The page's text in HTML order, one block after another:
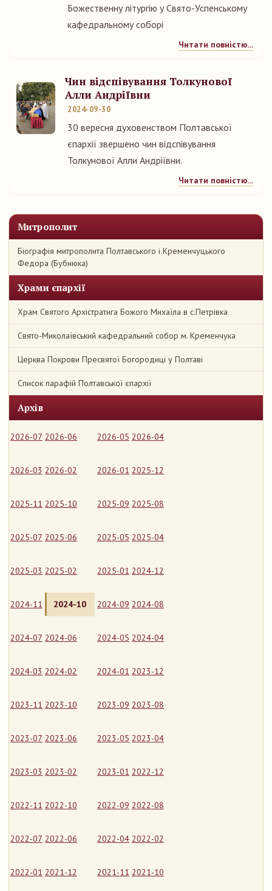
Митрополит
Біографія митрополита Полтавського і Кременчуцького
Федора (Бубнюка)
Храми єпархії
Храм Святого Архістратига Божого Михаїла в с.Петрівка
Свято-Миколаївський кафедральний собор м. Кременчука
Церква Покрови Пресвятої Богородиці у Полтаві
Список парафій Полтавської єпархії
Архів
2026-07 2026-06 2026-05 2026-04
2026-03 2026-02 2026-01 2025-12
2025-11 2025-10 2025-09 2025-08
2025-07 2025-06 2025-05 2025-04
2025-03 2025-02 2025-01 2024-12
2024-11 2024-10 2024-09 2024-08
2024-07 2024-06 2024-05 2024-04
2024-03 2024-02 2024-01 2023-12
2023-11 2023-10 2023-09 2023-08
2023-07 2023-06 2023-05 2023-04
2023-03 2023-02 2023-01 2022-12
2022-11 2022-10 2022-09 2022-08
2022-07 2022-06 2022-04 2022-02
2022-01 2021-12 2021-11 2021-10
Божественну літургію у Свято-Успенському
кафедральному соборі
Читати повністю...
Чин відспівування Толкунової
Алли Андріївни
2024-09-30
30 вересня духовенством Полтавської
єпархії звершено чин відспівування
Толкунової Алли Андріївни.
Читати повністю...